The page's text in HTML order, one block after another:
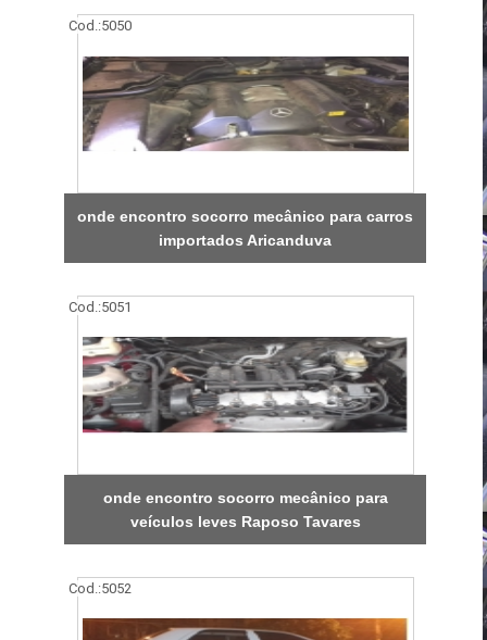
Cod.:5050
onde encontro socorro mecânico para carros
importados Aricanduva
Cod.:5051
onde encontro socorro mecânico para
veículos leves Raposo Tavares
Cod.:5052